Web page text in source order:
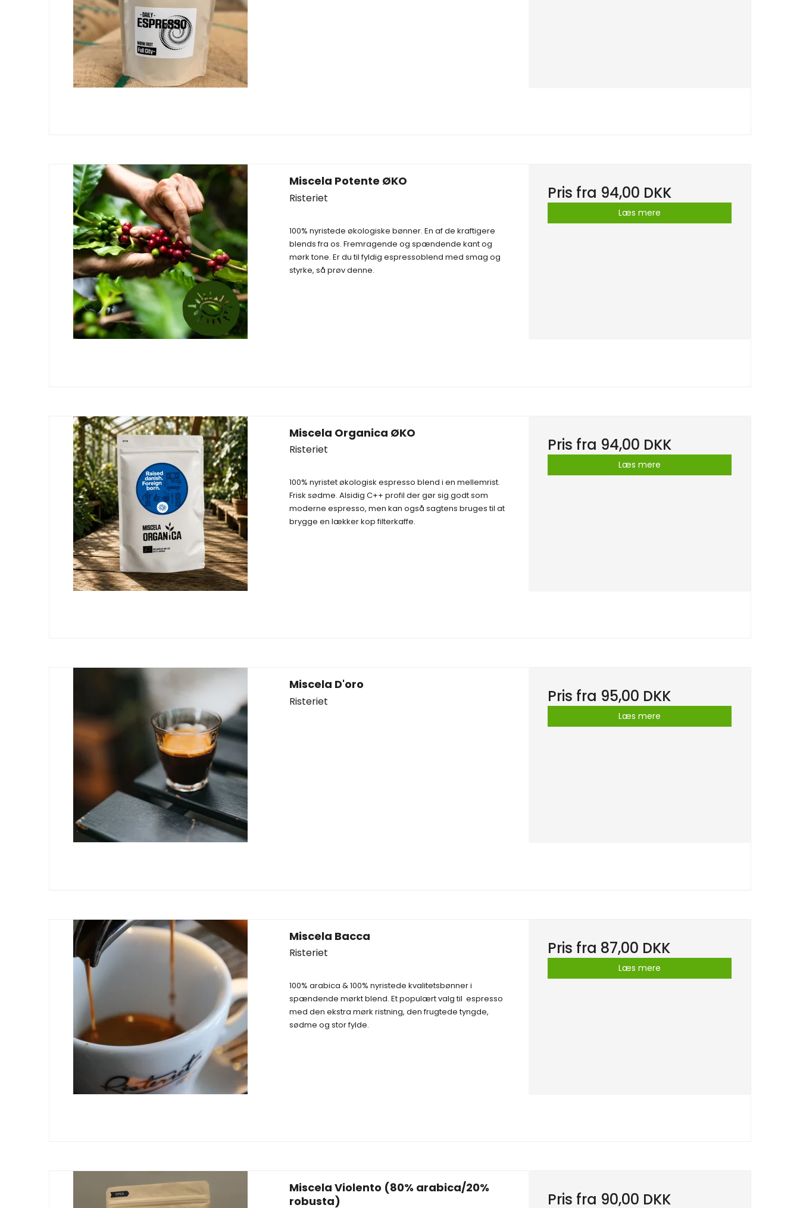
Miscela Potente ØKO
Risteriet
100% nyristede økologiske bønner. En af de kraftigere
blends fra os. Fremragende og spændende kant og
mørk tone. Er du til fyldig espressoblend med smag og
styrke, så prøv denne.
Pris fra 94,00 DKK
Læs mere
Miscela Organica ØKO
Risteriet
100% nyristet økologisk espresso blend i en mellemrist.
Frisk sødme. Alsidig C++ profil der gør sig godt som
moderne espresso, men kan også sagtens bruges til at
brygge en lækker kop filterkaffe.
Pris fra 94,00 DKK
Læs mere
Miscela D'oro
Risteriet Pris fra 95,00 DKK
Læs mere
Miscela Bacca
Risteriet
100% arabica & 100% nyristede kvalitetsbønner i
spændende mørkt blend. Et populært valg til espresso
med den ekstra mørk ristning, den frugtede tyngde,
sødme og stor fylde.
Pris fra 87,00 DKK
Læs mere
Miscela Violento (80% arabica/20%
robusta)
Pris fra 90,00 DKK